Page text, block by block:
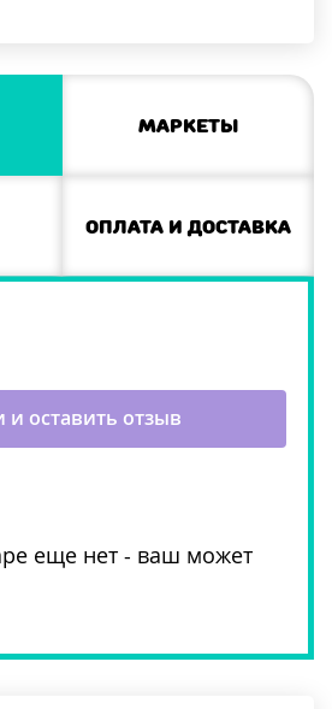
Маркеты
Оплата и доставка
еще нет - ваш может
и оставить отзыв